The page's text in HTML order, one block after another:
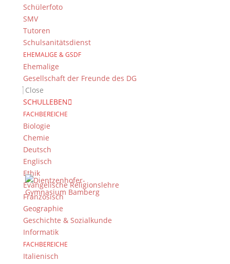
Schülerfoto
SMV
Tutoren
Schulsanitätsdienst
EHEMALIGE & GSDF
Ehemalige
Gesellschaft der Freunde des DG
Close
SCHULLEBEN
FACHBEREICHE
Biologie
Chemie
Deutsch
Englisch
Ethik
Evangelische Religionslehre
Französisch
Geographie
Geschichte & Sozialkunde
Informatik
FACHBEREICHE
Italienisch
Immer Aktuell
Bleiben Sie immer auf dem neusten Stand und
folgen Sie uns auf Twitter
Folgen Sie dem
Kontakt Webteam
Kontaktieren Sie das Webteam
© 2015-2017 Dientzenhofer-Gymnasium Bamberg -
Von Hand erstellt. Mit viel